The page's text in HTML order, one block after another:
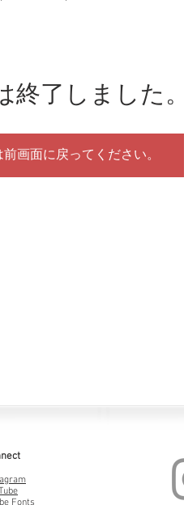
了しました。
画面に戻ってください。
Fonts